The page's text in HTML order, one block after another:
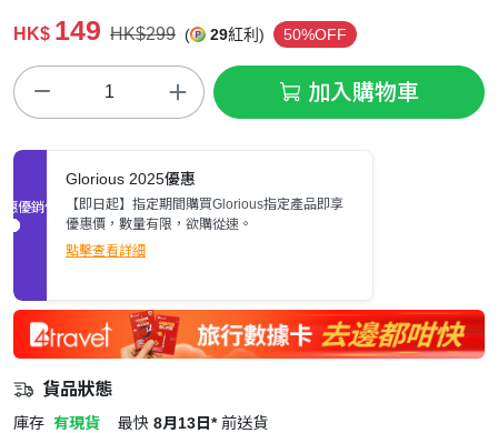
HK$ 149 HK$299 ( 29紅利) 50%OFF
加入購物車
促銷優惠
Glorious 2025優惠
【即日起】指定期間購買Glorious指定產品即享
優惠價，數量有限，欲購從速。
點擊查看詳細
貨品狀態
庫存 有現貨 最快 8月13日* 前送貨